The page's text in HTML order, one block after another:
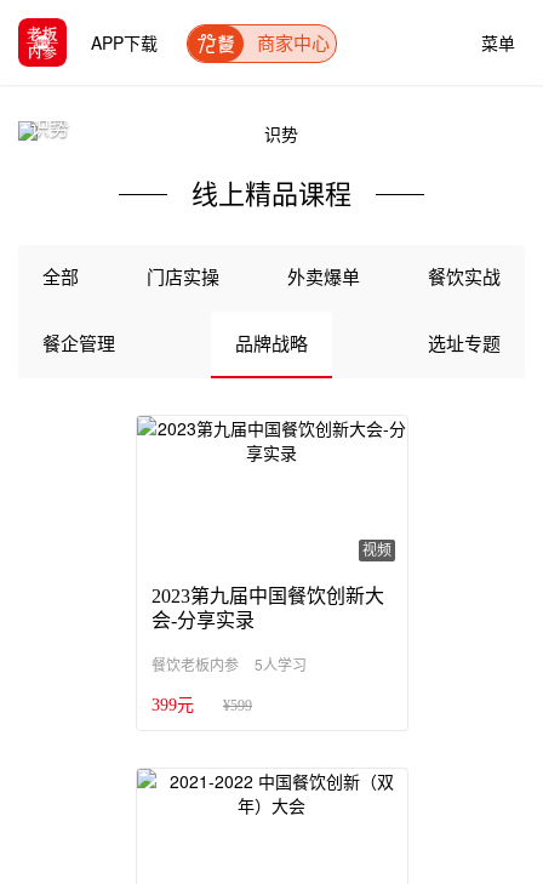
菜单
APP下载 商家中心
识势
线上精品课程
全部 门店实操 外卖爆单 餐饮实战
餐企管理 品牌战略 选址专题
视频
2023第九届中国餐饮创新大
会-分享实录
餐饮老板内参 5人学习
399元 ¥599